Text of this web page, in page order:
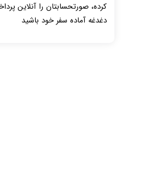
کرده، صورتحسابتان را آنلاین
دغدغه آماده سفر خود باشید